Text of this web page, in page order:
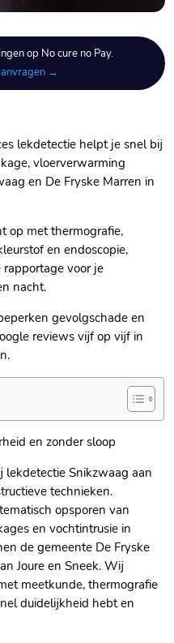
op No cure no Pay.
→
lekdetectie helpt je snel bij
vloerverwarming
en De Fryske Marren in
op met thermografie,
en endoscopie,
voor je
nacht.​
gevolgschade en
reviews vijf op vijf in
en zonder sloop
Snikzwaag aan
technieken.​
opsporen van
en vochtintrusie in
de gemeente De Fryske
Joure en Sneek.​ Wij
meetkunde, thermografie
duidelijkheid hebt en